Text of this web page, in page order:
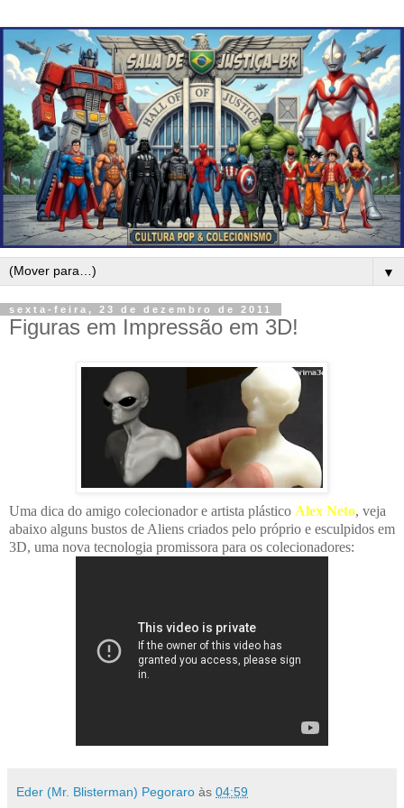
▼
sexta-feira, 23 de dezembro de 2011
Figuras em Impressão em 3D!
Uma dica do amigo colecionador e artista plástico Alex Neto, veja
abaixo alguns bustos de Aliens criados pelo próprio e esculpidos em
3D, uma nova tecnologia promissora para os colecionadores:
Eder (Mr. Blisterman) Pegoraro às 04:59